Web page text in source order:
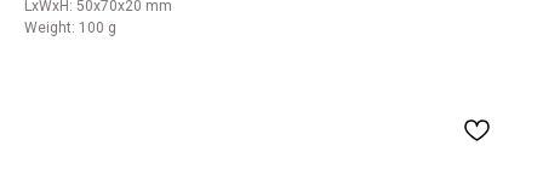
LxWxH: 50x70x20 mm
Weight: 100 g